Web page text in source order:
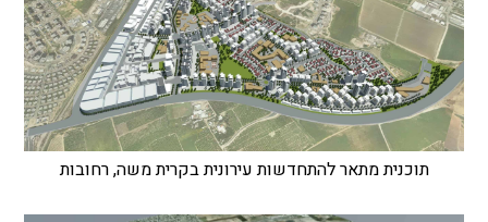
תוכנית מתאר להתחדשות עירונית בקרית משה, רחובות